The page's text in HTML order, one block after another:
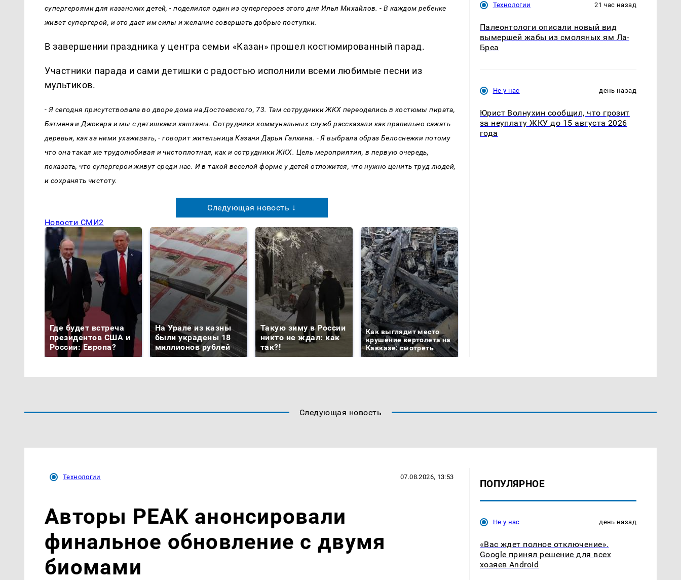
супергероями для казанских детей, - поделился один из супергероев этого дня Илья Михайлов. - В каждом ребенке
живет супергерой, и это дает им силы и желание совершать добрые поступки.
В завершении праздника у центра семьи «Казан» прошел костюмированный парад.
Участники парада и сами детишки с радостью исполнили всеми любимые песни из
мультиков.
- Я сегодня присутствовала во дворе дома на Достоевского, 73. Там сотрудники ЖКХ переоделись в костюмы пирата,
Бэтмена и Джокера и мы с детишками каштаны. Сотрудники коммунальных служб рассказали как правильно сажать
деревья, как за ними ухаживать, - говорит жительница Казани Дарья Галкина. - Я выбрала образ Белоснежки потому
что она такая же трудолюбивая и чистоплотная, как и сотрудники ЖКХ. Цель мероприятия, в первую очередь,
показать, что супергерои живут среди нас. И в такой веселой форме у детей отложится, что нужно ценить труд людей,
и сохранять чистоту.
Следующая новость ↓
Новости СМИ2
Где будет встреча
президентов США и
России: Европа?
На Урале из казны
были украдены 18
миллионов рублей
Такую зиму в России
никто не ждал: как
так?!
Как выглядит место
крушение вертолета на
Кавказе: смотреть
Технологии 21 час назад
Палеонтологи описали новый вид
вымершей жабы из смоляных ям Ла-
Бреа
Не у нас день назад
Юрист Волнухин сообщил, что грозит
за неуплату ЖКУ до 15 августа 2026
года
Следующая новость
Технологии 07.08.2026, 13:53
Авторы PEAK анонсировали
финальное обновление с двумя
биомами
ПОПУЛЯРНОЕ
Не у нас день назад
«Вас ждет полное отключение».
Google принял решение для всех
хозяев Android